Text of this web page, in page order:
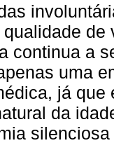
continua a
uma
já
da